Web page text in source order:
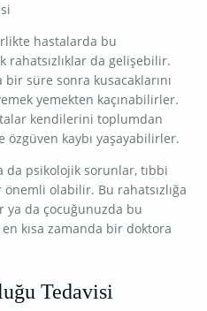
hastalarda bu
rahatsızlıklar da gelişebilir.
bir süre sonra kusacaklarını
yemekten kaçınabilirler.
kendilerini toplumdan
kaybı yaşayabilirler.
da psikolojik sorunlar, tıbbi
olabilir. Bu rahatsızlığa
da çocuğunuzda bu
en kısa zamanda bir doktora
Tedavisi